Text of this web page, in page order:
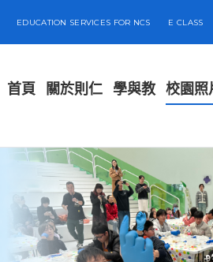
EDUCATION SERVICES FOR NCS E CLASS
首頁 關於則仁 學與教 校園照